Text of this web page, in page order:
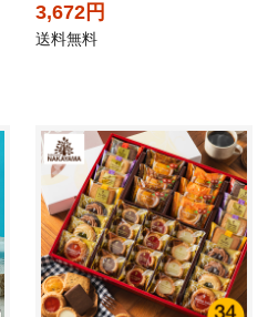
3,672円
送料無料